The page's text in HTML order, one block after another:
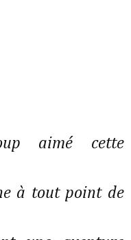
aimé cette
à tout point de